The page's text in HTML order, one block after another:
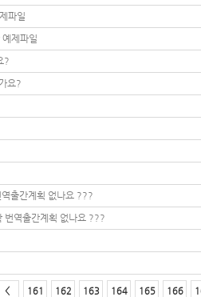
파일
제파일
?
요?
출간계획 없나요 ???
역출간계획 없나요 ???
< 161 162 163 164 165 166